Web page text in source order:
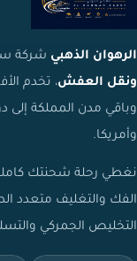
الرهوان الذهبي شركة
ونقل العفش، تخدم
وباقي مدن المملكة إلى
وأمريكا.
نغطي رحلة شحنتك
الفك والتغليف متعدد
التخليص الجمركي